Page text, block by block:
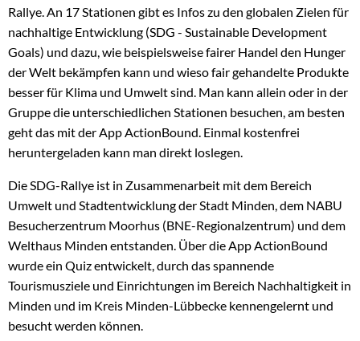
Rallye. An 17 Stationen gibt es Infos zu den globalen Zielen für
nachhaltige Entwicklung (SDG - Sustainable Development
Goals) und dazu, wie beispielsweise fairer Handel den Hunger
der Welt bekämpfen kann und wieso fair gehandelte Produkte
besser für Klima und Umwelt sind. Man kann allein oder in der
Gruppe die unterschiedlichen Stationen besuchen, am besten
geht das mit der App ActionBound. Einmal kostenfrei
heruntergeladen kann man direkt loslegen.
Die SDG-Rallye ist in Zusammenarbeit mit dem Bereich
Umwelt und Stadtentwicklung der Stadt Minden, dem NABU
Besucherzentrum Moorhus (BNE-Regionalzentrum) und dem
Welthaus Minden entstanden. Über die App ActionBound
wurde ein Quiz entwickelt, durch das spannende
Tourismusziele und Einrichtungen im Bereich Nachhaltigkeit in
Minden und im Kreis Minden-Lübbecke kennengelernt und
besucht werden können.